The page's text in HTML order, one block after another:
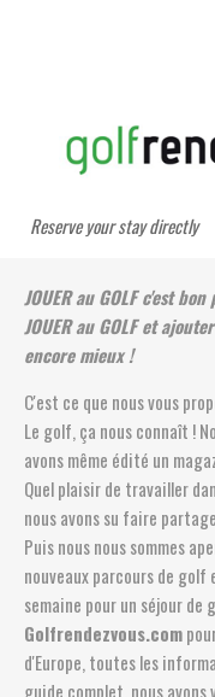
Reserve your stay directly
JOUER au GOLF c'est
JOUER au GOLF et
encore mieux !
C'est ce que nous vous
Le golf, ça nous connaît !
avons même édité un
Quel plaisir de travailler
nous avons su faire
Puis nous nous sommes
nouveaux parcours de golf
semaine pour un séjour de
Golfrendezvous.com
d'Europe, toutes les
guide complet, nous